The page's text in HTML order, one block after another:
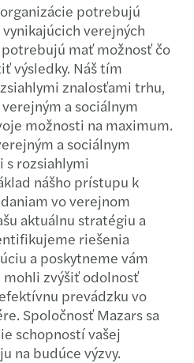
potrebujú
verejných
mať možnosť čo
výsledky. Náš tím
znalosťami trhu,
a sociálnym
možnosti na maximum.
a sociálnym
s rozsiahlymi
nášho prístupu k
vo verejnom
aktuálnu stratégiu a
riešenia
a poskytneme vám
mohli zvýšiť odolnosť
prevádzku vo
Spoločnosť Mazars sa
schopností vašej
na budúce výzvy.